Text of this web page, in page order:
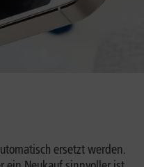
ersetzt werden.